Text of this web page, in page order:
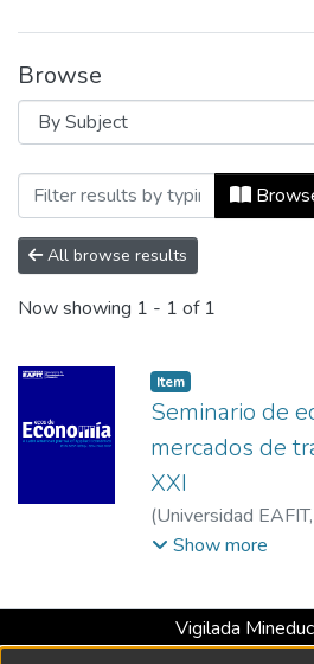
Browse
Browsing Ecos de
All browse results
Now showing 1 - 1 of 1
Item
Seminario de
mercados de
XXI
(Universidad EAFIT,
González, Humberto
Show more
Vigilada
Universidad con Acreditación